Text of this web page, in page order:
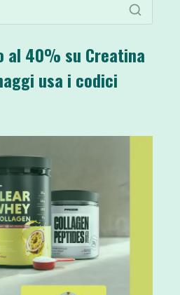
al 40% su Creatina
usa i codici